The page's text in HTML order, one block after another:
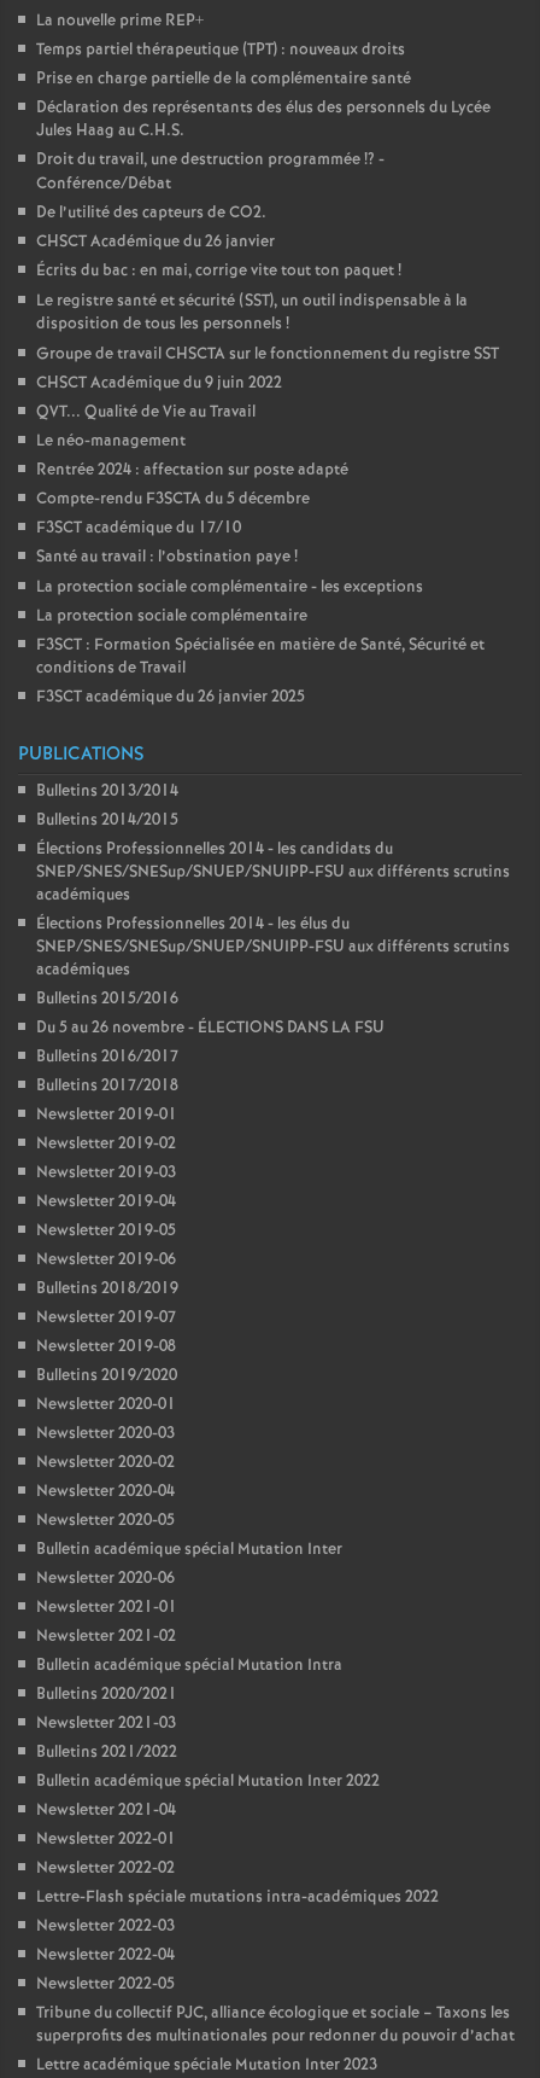
La nouvelle prime REP+
Temps partiel thérapeutique (TPT) : nouveaux droits
Prise en charge partielle de la complémentaire santé
Déclaration des représentants des élus des personnels du Lycée
Jules Haag au C.H.S.
Droit du travail, une destruction programmée!? -
Conférence/Débat
De l’utilité des capteurs de CO2.
CHSCT Académique du 26 janvier
Écrits du bac : en mai, corrige vite tout ton paquet!
Le registre santé et sécurité (SST), un outil indispensable à la
disposition de tous les personnels !
Groupe de travail CHSCTA sur le fonctionnement du registre SST
CHSCT Académique du 9 juin 2022
QVT... Qualité de Vie au Travail
Le néo-management
Rentrée 2024 : affectation sur poste adapté
Compte-rendu F3SCTA du 5 décembre
F3SCT académique du 17/10
Santé au travail : l’obstination paye!
La protection sociale complémentaire - les exceptions
La protection sociale complémentaire
F3SCT : Formation Spécialisée en matière de Santé, Sécurité et
conditions de Travail
F3SCT académique du 26 janvier 2025
PUBLICATIONS
Bulletins 2013/2014
Bulletins 2014/2015
Élections Professionnelles 2014 - les candidats du
SNEP/SNES/SNESup/SNUEP/SNUIPP-FSU aux différents scrutins
académiques
Élections Professionnelles 2014 - les élus du
SNEP/SNES/SNESup/SNUEP/SNUIPP-FSU aux différents scrutins
académiques
Bulletins 2015/2016
Du 5 au 26 novembre - ÉLECTIONS DANS LA FSU
Bulletins 2016/2017
Bulletins 2017/2018
Newsletter 2019-01
Newsletter 2019-02
Newsletter 2019-03
Newsletter 2019-04
Newsletter 2019-05
Newsletter 2019-06
Bulletins 2018/2019
Newsletter 2019-07
Newsletter 2019-08
Bulletins 2019/2020
Newsletter 2020-01
Newsletter 2020-03
Newsletter 2020-02
Newsletter 2020-04
Newsletter 2020-05
Bulletin académique spécial Mutation Inter
Newsletter 2020-06
Newsletter 2021-01
Newsletter 2021-02
Bulletin académique spécial Mutation Intra
Bulletins 2020/2021
Newsletter 2021-03
Bulletins 2021/2022
Bulletin académique spécial Mutation Inter 2022
Newsletter 2021-04
Newsletter 2022-01
Newsletter 2022-02
Lettre-Flash spéciale mutations intra-académiques 2022
Newsletter 2022-03
Newsletter 2022-04
Newsletter 2022-05
Tribune du collectif PJC, alliance écologique et sociale – Taxons les
superprofits des multinationales pour redonner du pouvoir d’achat
Lettre académique spéciale Mutation Inter 2023